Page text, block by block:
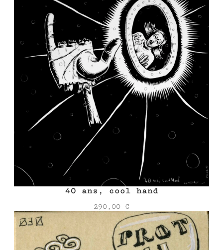
40 ans, cool hand
290,00 €